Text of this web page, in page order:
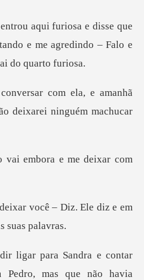
que
e me agredindo –
e amanhã
deixar
vai embora e me deixa
você – Diz. Ele diz e em
mas que não havia